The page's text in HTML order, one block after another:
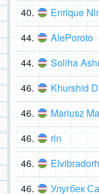
40. Enrique
44. AlePoroto
44. Soliha
46. Khurshid
46. Mariusz
46. rin
46.
46. Улугбек